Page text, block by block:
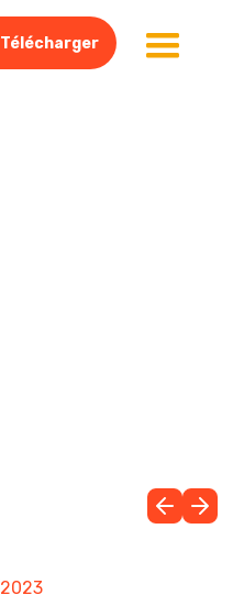
Télécharger